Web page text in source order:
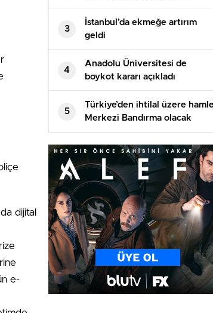
dijital
e-
imzayı attı…
3
İstanbul’da ekmeğe artırım
geldi
4
Anadolu Üniversitesi de
boykot kararı açıkladı
5
Türkiye’den ihtilal üzere
Merkezi Bandırma olacak